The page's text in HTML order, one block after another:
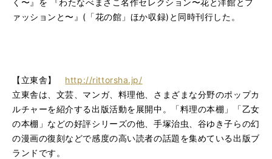
く〜』を 『わたなべまさこ名作セレクション〜花と洋館とフ
ァッションと〜』(「花の館」ほか収録)と同時刊行した。
【立東舎】 http://rittorsha.jp/
立東舎は、文芸、マンガ、料理他、さまざまな分野のポップカ
ルチャーを紹介する出版活動を展開中。「料理の本棚」「乙女
の本棚」などの好評シリーズの他、手塚治虫、谷ゆき子らの幻
の漫画の復刻などで感度の高い読者の話題を集めている出版ブ
ランドです。